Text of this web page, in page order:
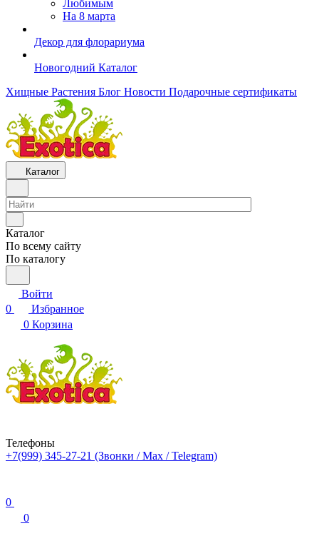
Любимым
На 8 марта
Декор для флорариума
Новогодний Каталог
Хищные Растения Блог Новости Подарочные сертификаты
Каталог
Каталог
По всему сайту
По каталогу
Войти
0
Избранное
0 Корзина
Телефоны
+7(999) 345-27-21 (Звонки / Max / Telegram)
0
0